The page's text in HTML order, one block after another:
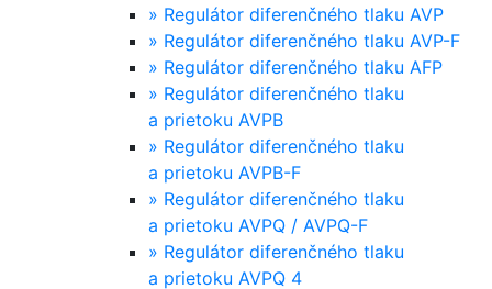
» Regulátor diferenčného tlaku AVP
» Regulátor diferenčného tlaku AVP-F
» Regulátor diferenčného tlaku AFP
» Regulátor diferenčného tlaku
a prietoku AVPB
» Regulátor diferenčného tlaku
a prietoku AVPB-F
» Regulátor diferenčného tlaku
a prietoku AVPQ / AVPQ-F
» Regulátor diferenčného tlaku
a prietoku AVPQ 4